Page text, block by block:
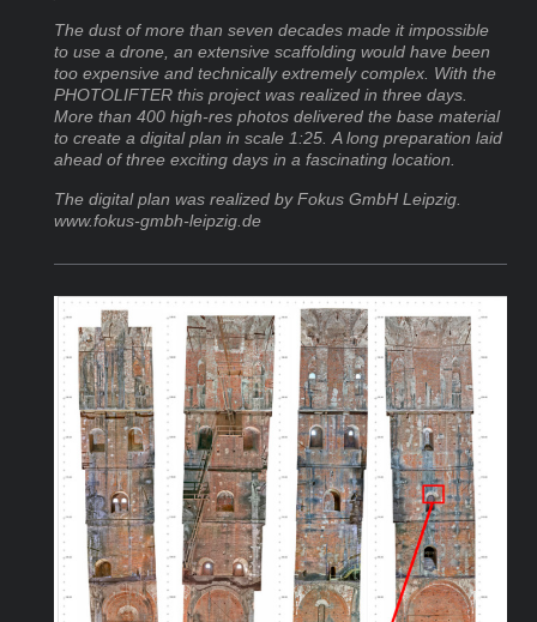
The dust of more than seven decades made it impossible
to use a drone, an extensive scaffolding would have been
too expensive and technically extremely complex. With the
PHOTOLIFTER this project was realized in three days.
More than 400 high-res photos delivered the base material
to create a digital plan in scale 1:25. A long preparation laid
ahead of three exciting days in a fascinating location.
The digital plan was realized by Fokus GmbH Leipzig.
www.fokus-gmbh-leipzig.de